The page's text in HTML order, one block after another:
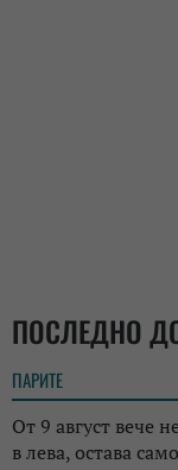
ПОСЛЕДНО
ПАРИТЕ
От 9 август вече
в лева, остава